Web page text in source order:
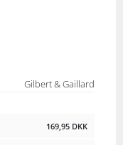
Gilbert & Gaillard
169,95 DKK